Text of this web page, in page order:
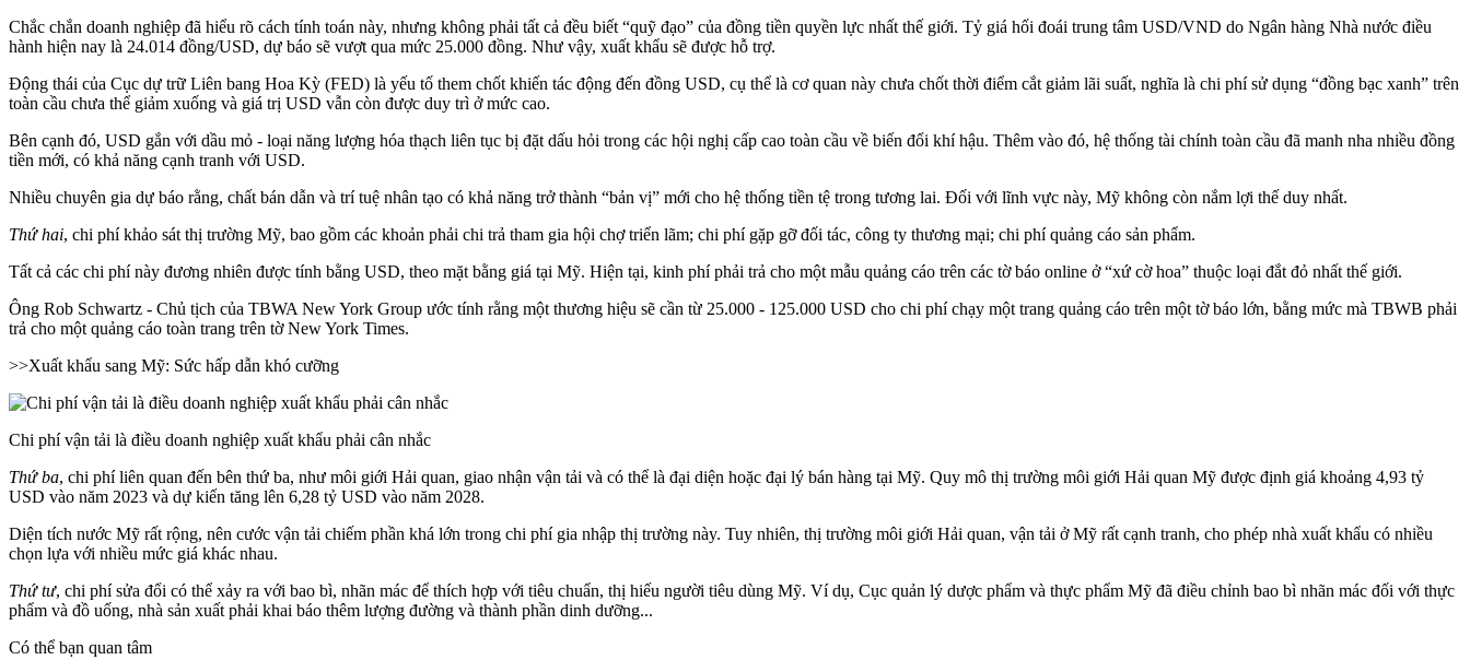
Chắc chắn doanh nghiệp đã hiểu rõ cách tính toán này, nhưng không phải tất cả đều biết “quỹ đạo” của đồng tiền quyền lực nhất thế giới. Tỷ giá hối đoái trung tâm USD/VND do Ngân hàng Nhà nước điều
hành hiện nay là 24.014 đồng/USD, dự báo sẽ vượt qua mức 25.000 đồng. Như vậy, xuất khẩu sẽ được hỗ trợ.
Động thái của Cục dự trữ Liên bang Hoa Kỳ (FED) là yếu tố them chốt khiến tác động đến đồng USD, cụ thể là cơ quan này chưa chốt thời điểm cắt giảm lãi suất, nghĩa là chi phí sử dụng “đồng bạc xanh” trên
toàn cầu chưa thể giảm xuống và giá trị USD vẫn còn được duy trì ở mức cao.
Bên cạnh đó, USD gắn với dầu mỏ - loại năng lượng hóa thạch liên tục bị đặt dấu hỏi trong các hội nghị cấp cao toàn cầu về biến đổi khí hậu. Thêm vào đó, hệ thống tài chính toàn cầu đã manh nha nhiều đồng
tiền mới, có khả năng cạnh tranh với USD.
Nhiều chuyên gia dự báo rằng, chất bán dẫn và trí tuệ nhân tạo có khả năng trở thành “bản vị” mới cho hệ thống tiền tệ trong tương lai. Đối với lĩnh vực này, Mỹ không còn nắm lợi thế duy nhất.
Thứ hai, chi phí khảo sát thị trường Mỹ, bao gồm các khoản phải chi trả tham gia hội chợ triển lãm; chi phí gặp gỡ đối tác, công ty thương mại; chi phí quảng cáo sản phẩm.
Tất cả các chi phí này đương nhiên được tính bằng USD, theo mặt bằng giá tại Mỹ. Hiện tại, kinh phí phải trả cho một mẫu quảng cáo trên các tờ báo online ở “xứ cờ hoa” thuộc loại đắt đỏ nhất thế giới.
Ông Rob Schwartz - Chủ tịch của TBWA New York Group ước tính rằng một thương hiệu sẽ cần từ 25.000 - 125.000 USD cho chi phí chạy một trang quảng cáo trên một tờ báo lớn, bằng mức mà TBWB phải
trả cho một quảng cáo toàn trang trên tờ New York Times.
>>Xuất khẩu sang Mỹ: Sức hấp dẫn khó cưỡng
Chi phí vận tải là điều doanh nghiệp xuất khẩu phải cân nhắc
Thứ ba, chi phí liên quan đến bên thứ ba, như môi giới Hải quan, giao nhận vận tải và có thể là đại diện hoặc đại lý bán hàng tại Mỹ. Quy mô thị trường môi giới Hải quan Mỹ được định giá khoảng 4,93 tỷ
USD vào năm 2023 và dự kiến tăng lên 6,28 tỷ USD vào năm 2028.
Diện tích nước Mỹ rất rộng, nên cước vận tải chiếm phần khá lớn trong chi phí gia nhập thị trường này. Tuy nhiên, thị trường môi giới Hải quan, vận tải ở Mỹ rất cạnh tranh, cho phép nhà xuất khẩu có nhiều
chọn lựa với nhiều mức giá khác nhau.
Thứ tư, chi phí sửa đổi có thể xảy ra với bao bì, nhãn mác để thích hợp với tiêu chuẩn, thị hiếu người tiêu dùng Mỹ. Ví dụ, Cục quản lý dược phẩm và thực phẩm Mỹ đã điều chỉnh bao bì nhãn mác đối với thực
phẩm và đồ uống, nhà sản xuất phải khai báo thêm lượng đường và thành phần dinh dưỡng...
Có thể bạn quan tâm